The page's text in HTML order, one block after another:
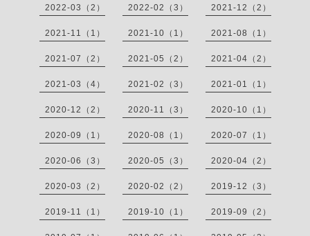
2022-03（2） 2022-02（3） 2021-12（2）
2021-11（1） 2021-10（1） 2021-08（1）
2021-07（2） 2021-05（2） 2021-04（2）
2021-03（4） 2021-02（3） 2021-01（1）
2020-12（2） 2020-11（3） 2020-10（1）
2020-09（1） 2020-08（1） 2020-07（1）
2020-06（3） 2020-05（3） 2020-04（2）
2020-03（2） 2020-02（2） 2019-12（3）
2019-11（1） 2019-10（1） 2019-09（2）